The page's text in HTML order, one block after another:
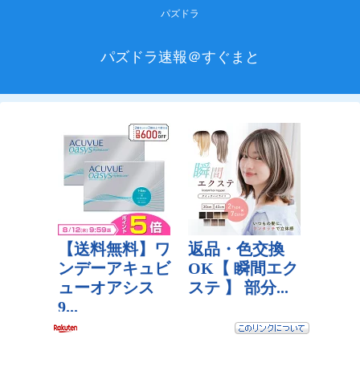
パズドラ
パズドラ速報＠すぐまと